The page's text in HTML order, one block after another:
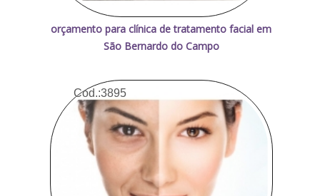
orçamento para clínica de tratamento facial em
São Bernardo do Campo
Cod.:3895